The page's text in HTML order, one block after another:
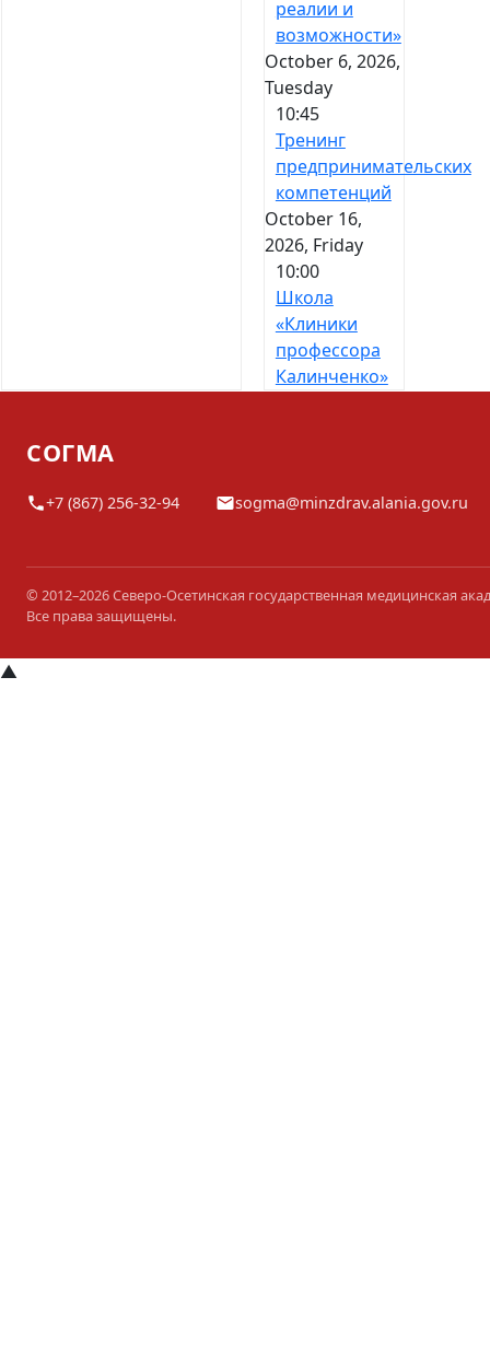
реалии и
возможности»
October 6, 2026,
Tuesday
10:45
Тренинг
предпринимательских
компетенций
October 16,
2026, Friday
10:00
Школа
«Клиники
профессора
Калинченко»
СОГМА
+7 (867) 256-32-94 sogma@minzdrav.alania.gov.ru
© 2012–2026 Северо-Осетинская государственная медицинская
Все права защищены.
▲